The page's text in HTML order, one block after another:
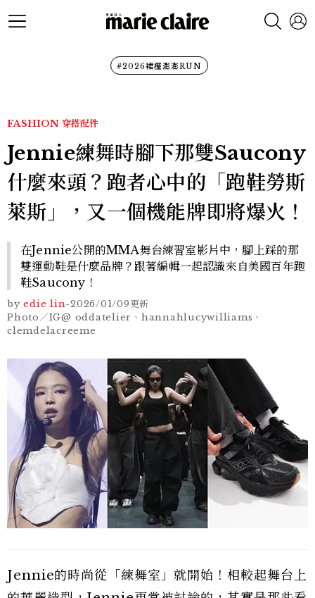
#2026裙襬澎澎RUN
FASHION 穿搭配件
Jennie練舞時腳下那雙Saucony
什麼來頭？跑者心中的「跑鞋勞斯
萊斯」，又一個機能牌即將爆火！
在Jennie公開的MMA舞台練習室影片中，腳上踩的那
雙運動鞋是什麼品牌？跟著編輯一起認識來自美國百年跑
鞋Saucony！
by edie lin-2026/01/09更新
Photo／IG@ oddatelier、hannahlucywilliams、
clemdelacreeme
Jennie的時尚從「練舞室」就開始！相較起舞台上